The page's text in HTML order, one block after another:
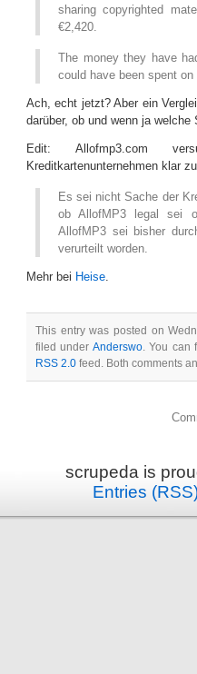
sharing copyrighted
€2,420.
The money they have
could have been spent
Ach, echt jetzt? Aber ein
darüber, ob und wenn ja
Edit: Allofmp3.com
Kreditkartenunternehmen klar
Es sei nicht Sache der
ob AllofMP3 legal sei
AllofMP3 sei bisher
verurteilt worden.
Mehr bei Heise.
This entry was posted on
filed under Anderswo. You can
RSS 2.0 feed. Both comments
scrupeda is
Entries